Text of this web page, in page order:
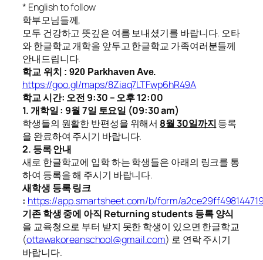
* English to follow
학부모님들께,
모두 건강하고 뜻깊은 여름 보내셨기를 바랍니다. 오타
와 한글학교 개학을 앞두고 한글학교 가족여러분들께
안내드립니다.
학교 위치 : 920 Parkhaven Ave.
https://goo.gl/maps/8Ziaq7LTFwp6hR49A
학교 시간: 오전 9:30 – 오후 12:00
1. 개학일 : 9월 7일 토요일 (09:30 am)
학생들의 원활한 반편성을 위해서 8월 30일까지등록
을 완료하여 주시기 바랍니다.
2. 등록 안내
새로 한글학교에 입학 하는 학생들은 아래의 링크를 통
하여 등록을 해 주시기 바랍니다.
새학생 등록 링크
: https://app.smartsheet.com/b/form/
기존 학생 중에 아직 Returning students 등록 양식
을 교육청으로 부터 받지 못한 학생이 있으면 한글학교
(ottawakoreanschool@gmail.com) 로 연락 주시기
바랍니다.